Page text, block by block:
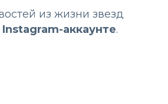
из жизни звезд
Instagram-аккаунте.